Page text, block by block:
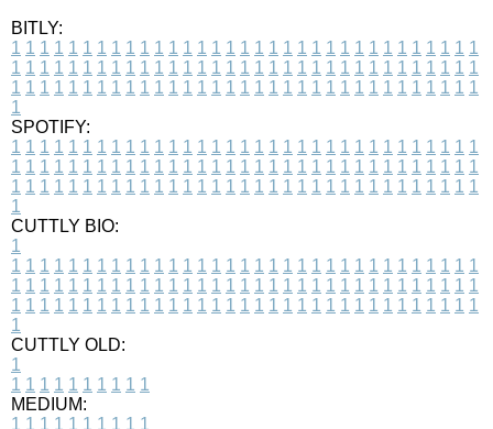
BITLY:
1 1 1 1 1 1 1 1 1 1 1 1 1 1 1 1 1 1 1 1 1 1 1 1 1 1 1 1 1 1 1 1 1
1 1 1 1 1 1 1 1 1 1 1 1 1 1 1 1 1 1 1 1 1 1 1 1 1 1 1 1 1 1 1 1 1
1 1 1 1 1 1 1 1 1 1 1 1 1 1 1 1 1 1 1 1 1 1 1 1 1 1 1 1 1 1 1 1 1
1
SPOTIFY:
1 1 1 1 1 1 1 1 1 1 1 1 1 1 1 1 1 1 1 1 1 1 1 1 1 1 1 1 1 1 1 1 1
1 1 1 1 1 1 1 1 1 1 1 1 1 1 1 1 1 1 1 1 1 1 1 1 1 1 1 1 1 1 1 1 1
1 1 1 1 1 1 1 1 1 1 1 1 1 1 1 1 1 1 1 1 1 1 1 1 1 1 1 1 1 1 1 1 1
1
CUTTLY BIO:
1
1 1 1 1 1 1 1 1 1 1 1 1 1 1 1 1 1 1 1 1 1 1 1 1 1 1 1 1 1 1 1 1 1
1 1 1 1 1 1 1 1 1 1 1 1 1 1 1 1 1 1 1 1 1 1 1 1 1 1 1 1 1 1 1 1 1
1 1 1 1 1 1 1 1 1 1 1 1 1 1 1 1 1 1 1 1 1 1 1 1 1 1 1 1 1 1 1 1 1
1
CUTTLY OLD:
1
1 1 1 1 1 1 1 1 1 1
MEDIUM:
1 1 1 1 1 1 1 1 1 1